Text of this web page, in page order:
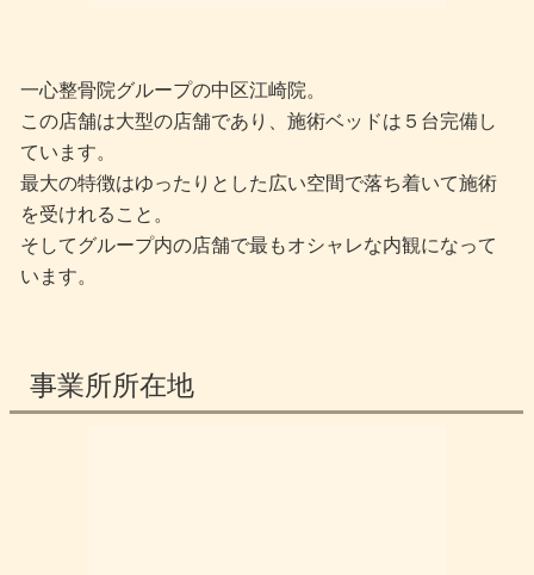
一心整骨院グループの中区江崎院。
この店舗は大型の店舗であり、施術ベッドは５台完備し
ています。
最大の特徴はゆったりとした広い空間で落ち着いて施術
を受けれること。
そしてグループ内の店舗で最もオシャレな内観になって
います。
事業所所在地